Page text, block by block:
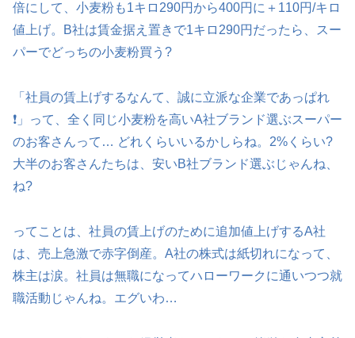
倍にして、小麦粉も1キロ290円から400円に＋110円/キロ
値上げ。B社は賃金据え置きで1キロ290円だったら、スー
パーでどっちの小麦粉買う?
「社員の賃上げするなんて、誠に立派な企業であっぱれ
❗」って、全く同じ小麦粉を高いA社ブランド選ぶスーパー
のお客さんって… どれくらいいるかしらね。2%くらい?
大半のお客さんたちは、安いB社ブランド選ぶじゃんね、
ね?
ってことは、社員の賃上げのために追加値上げするA社
は、売上急激で赤字倒産。A社の株式は紙切れになって、
株主は涙。社員は無職になってハローワークに通いつつ就
職活動じゃんね。エグいわ…